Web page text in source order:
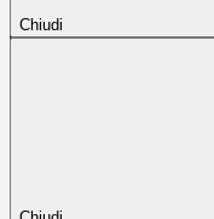
Chiudi